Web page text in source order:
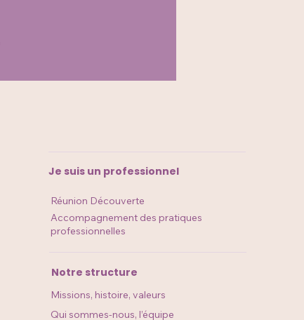
Je suis un professionnel
Réunion Découverte​​​​
Accompagnement des pratiques
professionnelles
Notre structure
Missions, histoire, valeurs
Qui sommes-nous, l’équipe